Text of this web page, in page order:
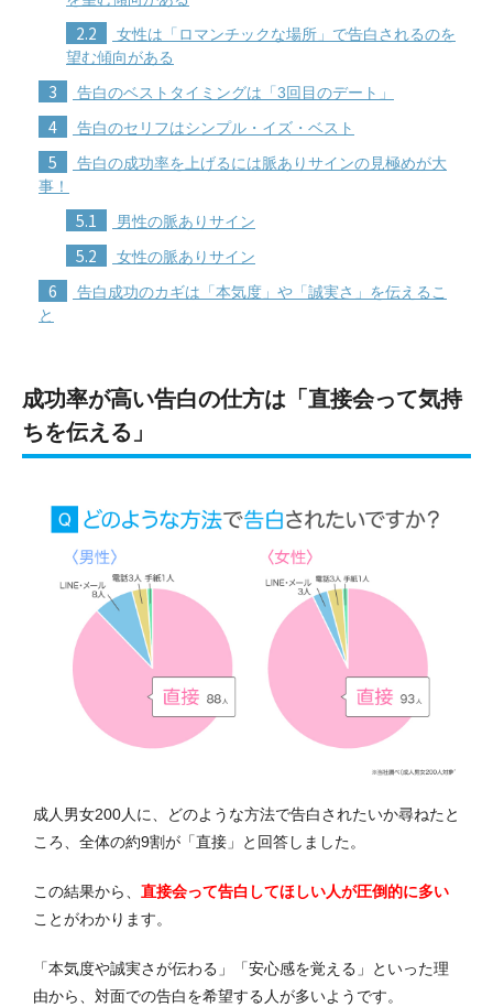
2.2
女性は「ロマンチックな場所」で告白されるのを
望む傾向がある
3 告白のベストタイミングは「3回目のデート」
4 告白のセリフはシンプル・イズ・ベスト
5
告白の成功率を上げるには脈ありサインの見極めが大
事！
5.1 男性の脈ありサイン
5.2 女性の脈ありサイン
6
告白成功のカギは「本気度」や「誠実さ」を伝えるこ
と
成功率が高い告白の仕方は「直接会って気持
ちを伝える」
成人男女200人に、どのような方法で告白されたいか尋ねたと
ころ、全体の約9割が「直接」と回答しました。
この結果から、 直接会って告白してほしい人が圧倒的に多い
ことがわかります。
「本気度や誠実さが伝わる」「安心感を覚える」といった理
由から、対面での告白を希望する人が多いようです。